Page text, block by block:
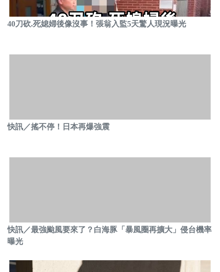
40刀砍.死媳婦後像沒事！張翁入監5天驚人現況曝光
快訊／搖不停！日本再爆強震
快訊／最強颱風要來了？白海豚「暴風圈再擴大」侵台機率
曝光